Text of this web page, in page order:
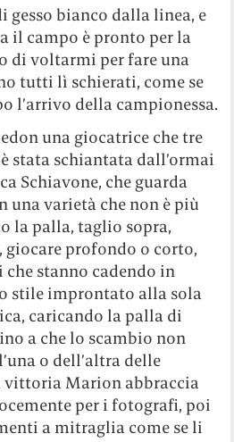
gesso bianco dalla linea, e
il campo è pronto per la
di voltarmi per fare una
tutti lì schierati, come se
l’arrivo della campionessa.
una giocatrice che tre
stata schiantata dall’ormai
Schiavone, che guarda
una varietà che non è più
la palla, taglio sopra,
giocare profondo o corto,
stanno cadendo in
stile improntato alla sola
caricando la palla di
a che lo scambio non
o dell’altra delle
vittoria Marion abbraccia
per i fotografi, poi
a mitraglia come se li